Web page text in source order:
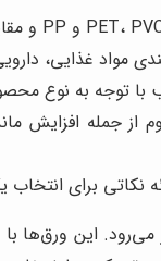
مواد غذایی،
با توجه به نوع
از جمله
نکاتی برای انتخاب
این